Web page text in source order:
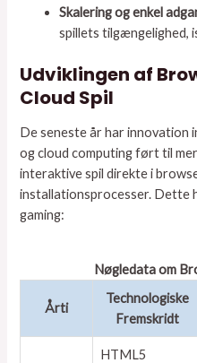
Skalering og enkel
spillets tilgængelighed,
Udviklingen af
Cloud Spil
De seneste år har
og cloud computing ført til
interaktive spil direkte i
installationsprocesser. Dette
gaming:
Nøgledata om
Årti
Technologiske
Fremskridt
HTML5